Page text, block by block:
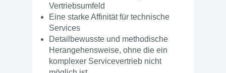
Vertriebsumfeld
Eine starke Affinität für technische
Services
Detailbewusste und methodische
Herangehensweise, ohne die ein
komplexer Servicevertrieb nicht